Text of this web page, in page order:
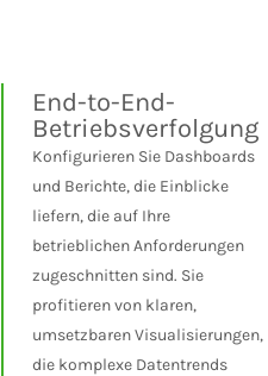
End-to-End-
Betriebsverfolgung
Konfigurieren Sie Dashboards
und Berichte, die Einblicke
liefern, die auf Ihre
betrieblichen Anforderungen
zugeschnitten sind. Sie
profitieren von klaren,
umsetzbaren Visualisierungen,
die komplexe Datentrends